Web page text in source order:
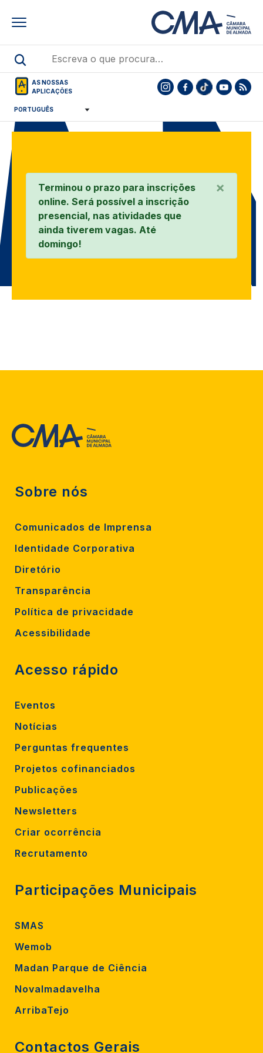
AS NOSSAS
APLICAÇÕES
×
Terminou o prazo para inscrições
online. Será possível a inscrição
presencial, nas atividades que
ainda tiverem vagas. Até
domingo!
Sobre nós
Comunicados de Imprensa
Identidade Corporativa
Diretório
Transparência
Política de privacidade
Acessibilidade
Acesso rápido
Eventos
Notícias
Perguntas frequentes
Projetos cofinanciados
Publicações
Newsletters
Criar ocorrência
Recrutamento
Participações Municipais
SMAS
Wemob
Madan Parque de Ciência
Novalmadavelha
ArribaTejo
Contactos Gerais